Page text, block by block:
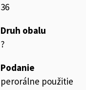
36
Druh obalu
?
Podanie
perorálne použitie